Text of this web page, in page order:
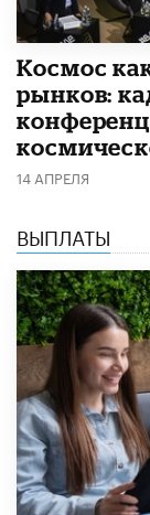
Космос
рынков:
14 АПРЕЛЯ
ВЫПЛАТЫ